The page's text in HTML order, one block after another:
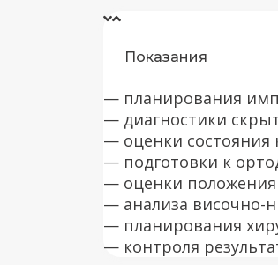
Показания
— планирования
— диагностики
— оценки состояния
— подготовки к
— оценки положения
— анализа височно-
— планирования
— контроля